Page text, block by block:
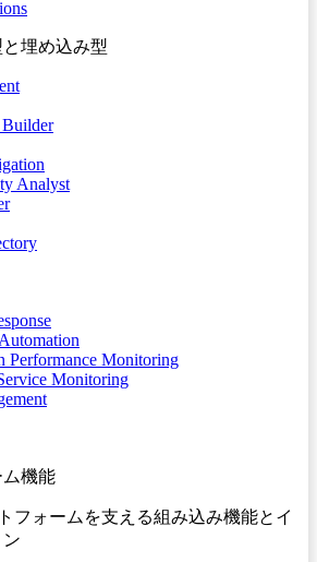
埋め込み型
Analyst
Performance Monitoring
Monitoring
機能
フォームを支える組み込み機能とイ